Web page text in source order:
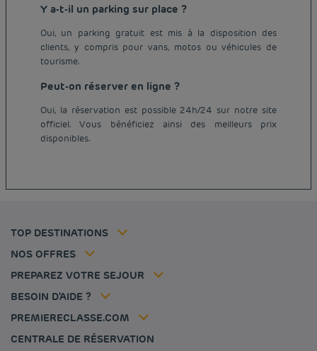
Y a-t-il un parking sur place ?
Oui, un parking gratuit est mis à la disposition des
clients, y compris pour vans, motos ou véhicules de
tourisme.
Peut-on réserver en ligne ?
Oui, la réservation est possible 24h/24 sur notre site
officiel. Vous bénéficiez ainsi des meilleurs prix
disponibles.
TOP DESTINATIONS
Hôtel pas cher Paris
Hôtel pas cher Lyon
Hôtel pas cher Marseille
Hôtel pas cher Toulouse
NOS OFFRES
Solutions pro
PREPAREZ VOTRE SEJOUR
Ma réservation
Hôtels et inspirations
BESOIN D'AIDE ?
PREMIERECLASSE.COM
Politiques de taxes
Espace carrière
CENTRALE DE RÉSERVATION